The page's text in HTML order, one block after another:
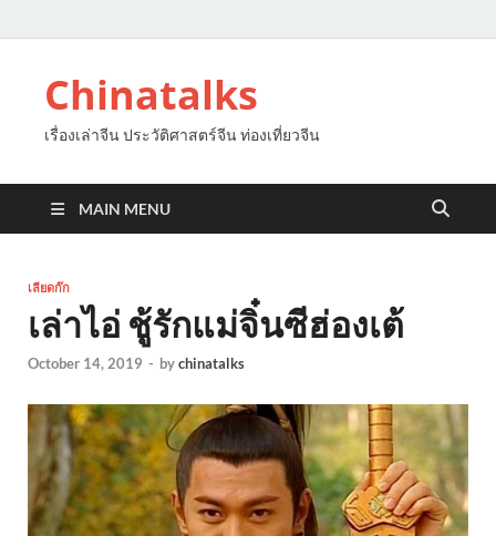
Chinatalks
เรื่องเล่าจีน ประวัติศาสตร์จีน ท่องเที่ยวจีน
MAIN MENU
เลียดก๊ก
เล่าไอ่ ชู้รักแม่จิ๋นซีฮ่องเต้
October 14, 2019 - bychinatalks